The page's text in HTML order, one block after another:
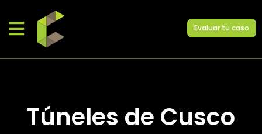
Evaluar tu caso
Túneles de Cusco